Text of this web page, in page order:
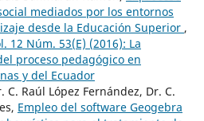
mediados por los entornos
desde la Educación Superior ,
12 Núm. 53(E) (2016): La
proceso pedagógico en
y del Ecuador
C. Raúl López Fernández, Dr. C.
Empleo del software Geogebra